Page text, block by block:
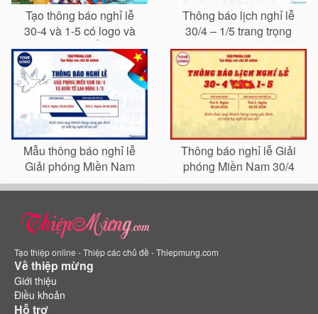
Tạo thông báo nghỉ lễ
30-4 và 1-5 có logo và
tên công ty, tổ chức
Thông báo lịch nghỉ lễ
30/4 – 1/5 trang trọng
cho doanh nghiệp và
trường học
Mẫu thông báo nghỉ lễ
Giải phóng Miền Nam
30/4 và Quốc tế Lao
Thông báo nghỉ lễ Giải
phóng Miền Nam 30/4
và Quốc tế Lao Động 1/5
Tạo thiệp online - Thiệp các chủ đề - Thiepmung.com
Về thiệp mừng
Giới thiệu
Điều khoản
Hỗ trợ